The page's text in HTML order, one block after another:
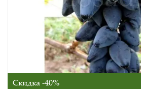
Скидка -40%